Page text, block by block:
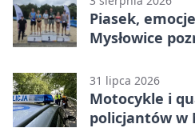
Piasek,
Mysłowice
31 lipca 2026
Motocykle i
policjantów w